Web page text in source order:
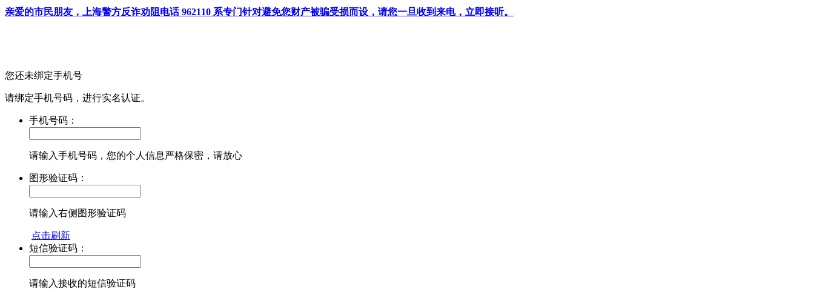
亲爱的市民朋友，上海警方反诈劝阻电话 962110 系专门针对避免您财产被骗受损而设，请您一旦收到来电，立即接听。
您还未绑定手机号
请绑定手机号码，进行实名认证。
手机号码：
请输入手机号码，您的个人信息严格保密，请放心
图形验证码：
请输入右侧图形验证码
点击刷新
短信验证码：
请输入接收的短信验证码